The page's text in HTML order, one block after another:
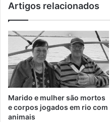
Artigos relacionados
Marido e mulher são mortos
e corpos jogados em rio com
animais